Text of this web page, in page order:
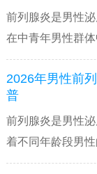
前列腺炎是男性
在中青年男性群
2026年男性前
普
前列腺炎是男性
着不同年龄段男